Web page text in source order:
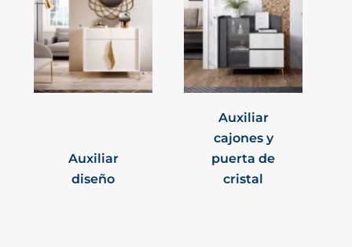
Auxiliar
diseño
Auxiliar
cajones y
puerta de
cristal